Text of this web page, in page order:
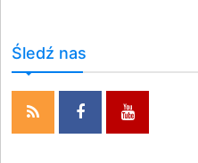
Śledź nas